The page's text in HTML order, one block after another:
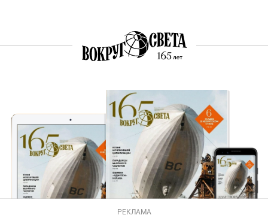
РЕКЛАМА